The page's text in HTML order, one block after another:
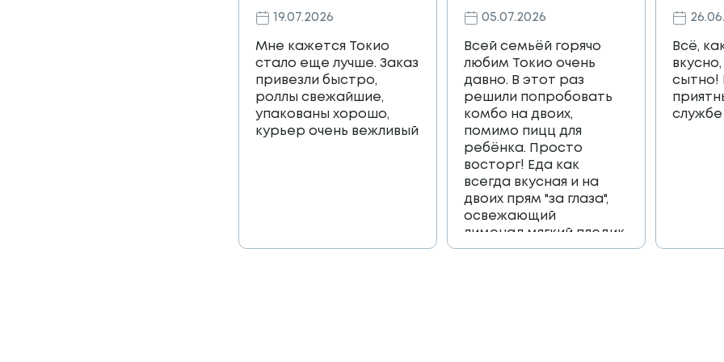
19.07.2026
Мне кажется Токио
стало еще лучше. Заказ
привезли быстро,
роллы свежайшие,
упакованы хорошо,
курьер очень вежливый
05.07.2026
Всей семьёй горячо
любим Токио очень
давно. В этот раз
решили попробовать
комбо на двоих,
помимо пицц для
ребёнка. Просто
восторг! Еда как
всегда вкусная и на
двоих прям "за глаза",
освежающий
лимонад,мягкий пледик
для пикника,и коробка
Всё,
сытно!
службе